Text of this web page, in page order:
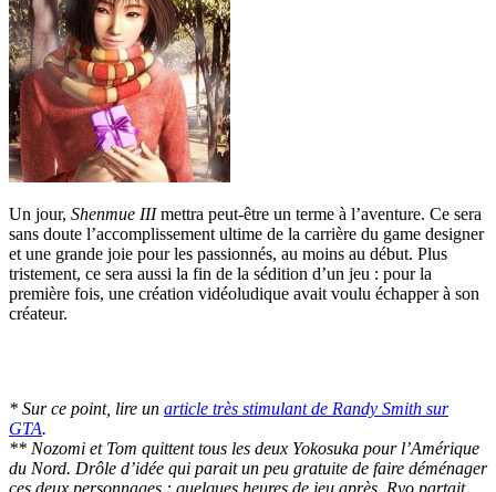
Un jour, Shenmue IIImettra peut-être un terme à l’aventure. Ce sera
sans doute l’accomplissement ultime de la carrière du game designer
et une grande joie pour les passionnés, au moins au début. Plus
tristement, ce sera aussi la fin de la sédition d’un jeu : pour la
première fois, une création vidéoludique avait voulu échapper à son
créateur.
* Sur ce point, lire un article très stimulant de Randy Smith sur
GTA.
** Nozomi et Tom quittent tous les deux Yokosuka pour l’Amérique
du Nord. Drôle d’idée qui parait un peu gratuite de faire déménager